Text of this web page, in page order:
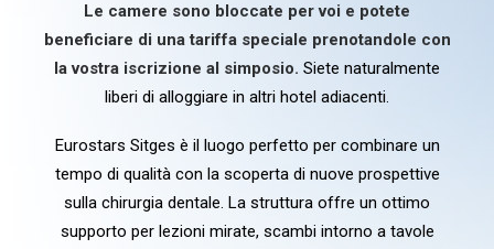
Le camere sono bloccate per voi e potete
beneficiare di una tariffa speciale prenotandole con
la vostra iscrizione al simposio. Siete naturalmente
liberi di alloggiare in altri hotel adiacenti.
Eurostars Sitges è il luogo perfetto per combinare un
tempo di qualità con la scoperta di nuove prospettive
sulla chirurgia dentale. La struttura offre un ottimo
supporto per lezioni mirate, scambi intorno a tavole